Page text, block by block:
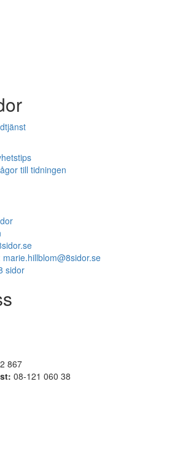
till tidningen
marie.hillblom@8sidor.se
sidor
867
08-121 060 38